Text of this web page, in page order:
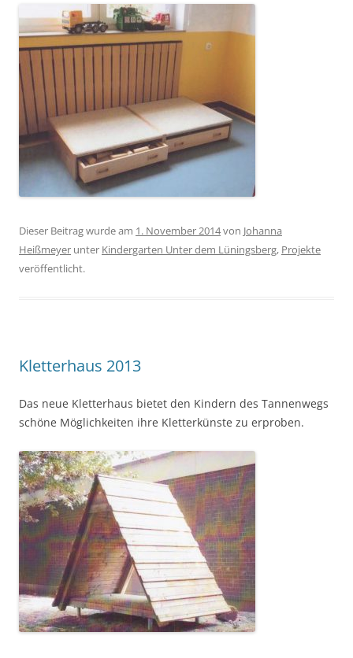
Dieser Beitrag wurde am 1. November 2014von Johanna
Heißmeyer unter Kindergarten Unter dem Lüningsberg, Projekte
veröffentlicht.
Kletterhaus 2013
Das neue Kletterhaus bietet den Kindern des Tannenwegs
schöne Möglichkeiten ihre Kletterkünste zu erproben.